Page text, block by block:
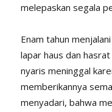
melepaskan segala
Enam tahun
lapar haus dan
nyaris meninggal
memberikannya
menyadari, bahwa